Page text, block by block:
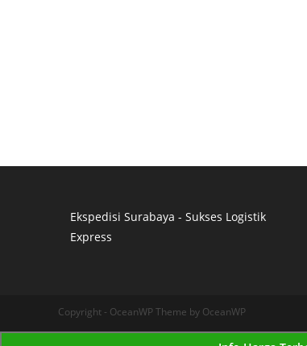
Ekspedisi Surabaya - Sukses Logistik
Express
Jasa Tank Cleaning
Copyright - OceanWP Theme by OceanWP